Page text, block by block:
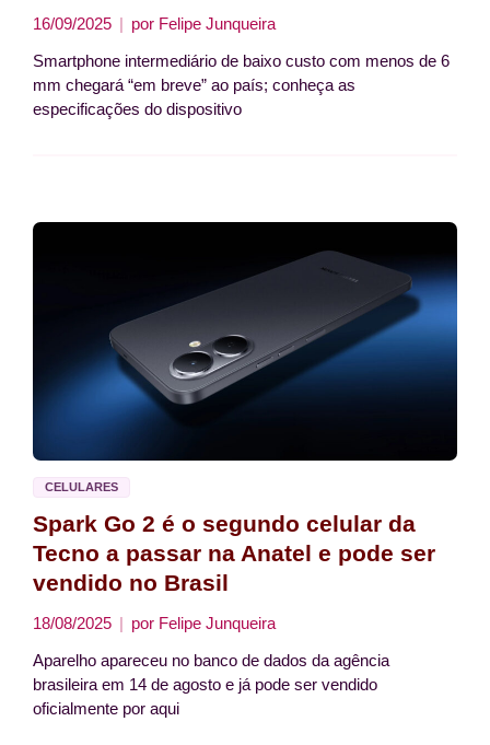
16/09/2025 por Felipe Junqueira
Smartphone intermediário de baixo custo com menos de 6
mm chegará “em breve” ao país; conheça as
especificações do dispositivo
CELULARES
Spark Go 2 é o segundo celular da
Tecno a passar na Anatel e pode ser
vendido no Brasil
18/08/2025 por Felipe Junqueira
Aparelho apareceu no banco de dados da agência
brasileira em 14 de agosto e já pode ser vendido
oficialmente por aqui